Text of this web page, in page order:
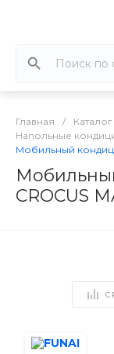
Главная /
Напольные
Мобильный
CROCUS